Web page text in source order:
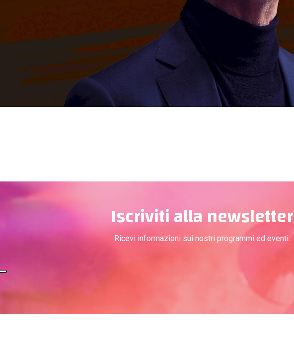
Iscriviti alla newsletter
Ricevi informazioni sui nostri programmi ed eventi.